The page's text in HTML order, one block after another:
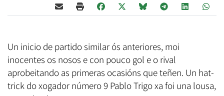
Un inicio de partido similar ós anteriores, moi
inocentes os nosos e con pouco gol e o rival
aprobeitando as primeras ocasións que teñen. Un hat-
trick do xogador número 9 Pablo Trigo xa foi una lousa,